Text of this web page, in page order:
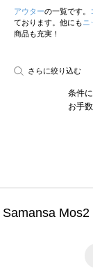
アウターの一覧です。
ております。他にも ニ
商品も充実！
さらに絞り込む
条件
お手
Samansa